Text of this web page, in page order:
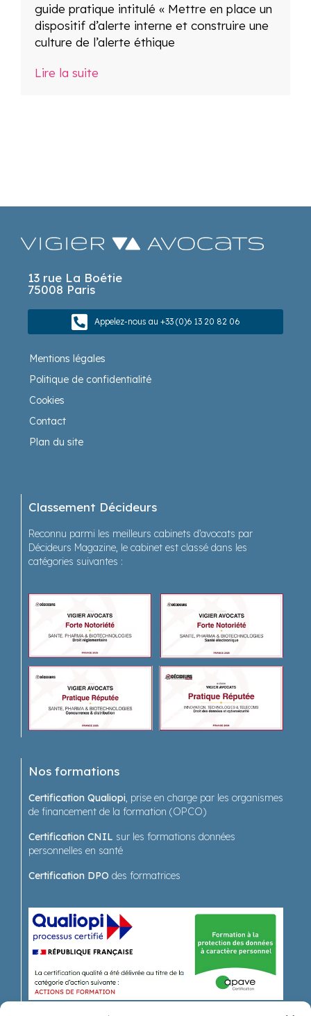
guide pratique intitulé « Mettre en place un
dispositif d’alerte interne et construire une
culture de l’alerte éthique
Lire la suite
13 rue La Boétie
75008 Paris
Appelez-nous au +33 (0)6 13 20 82 06
Mentions légales
Politique de confidentialité
Cookies
Contact
Plan du site
Classement Décideurs
Reconnu parmi les meilleurs cabinets d’avocats par
Décideurs Magazine, le cabinet est classé dans les
catégories suivantes :
Nos formations
Certification Qualiopi, prise en charge par les organismes
de financement de la formation (OPCO)
Certification CNIL sur les formations données
personnelles en santé
Certification DPO des formatrices